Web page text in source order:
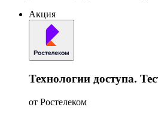
Акция
Технологии доступа.
от Ростелеком